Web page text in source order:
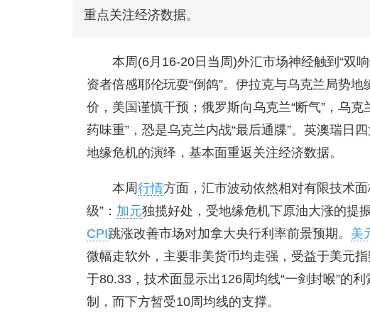
重点关注经济数据。
本周(6月16-20日当周)外汇市场神经触到“双
资者倍感耶伦玩耍“倒鸽”。伊拉克与乌克兰局势地
价，美国谨慎干预；俄罗斯向乌克兰“断气”，乌克
药味重”，恐是乌克兰内战“最后通牒”。英澳瑞日四
地缘危机的演绎，基本面重返关注经济数据。
本周 行情方面，汇市波动依然相对有限技术
级”： 加元独揽好处，受地缘危机下原油大涨的提
CPI跳涨改善市场对加拿大央行利率前景预期。 美
微幅走软外，主要非美货币均走强，受益于美元
于80.33，技术面显示出126周均线“一剑封喉”的
制，而下方暂受10周均线的支撑。